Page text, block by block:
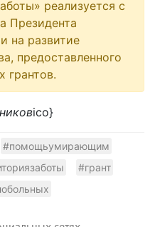
реализуется с
Президента
на развитие
предоставленного
грантов.
ico}
#помощьумирающим
#грант